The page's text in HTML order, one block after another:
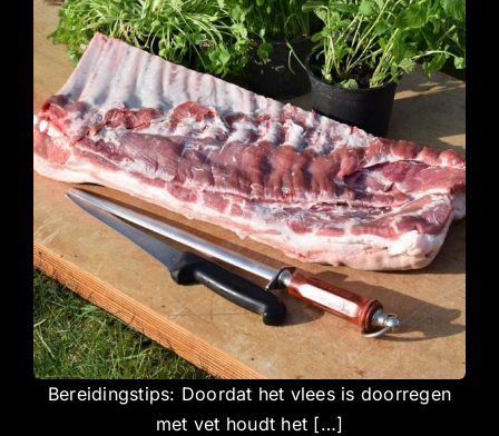
Bereidingstips: Doordat het vlees is doorregen
met vet houdt het […]